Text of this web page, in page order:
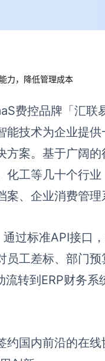
力，降低管理成本
费控品牌「汇联
能技术为企业提
案。基于广阔
工等几十个行
、企业消费管理
过标准API接口
员工差标、部门
转到ERP财务系
约国内前沿的在